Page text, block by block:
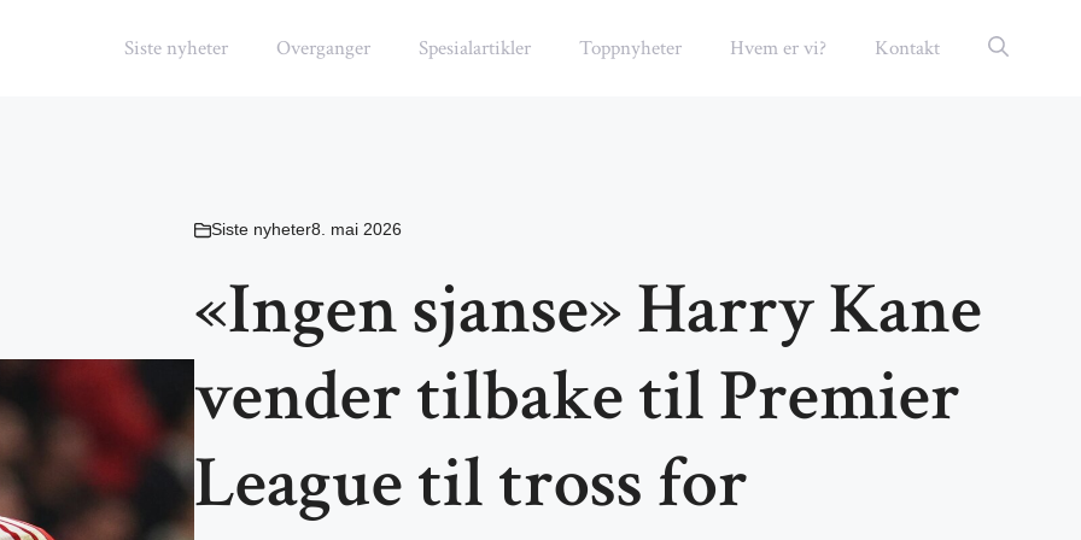
Siste nyheter Overganger Spesialartikler Toppnyheter Hvem er vi? Kontakt
Siste nyheter8. mai 2026
«Ingen sjanse» Harry Kane
vender tilbake til Premier
League til tross for